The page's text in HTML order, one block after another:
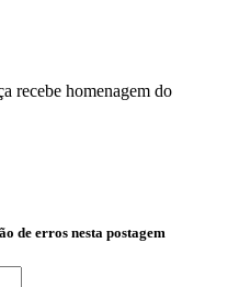
de erros nesta postagem